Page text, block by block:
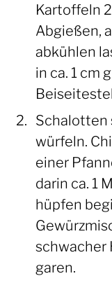
Kartoffeln
Abgießen,
abkühlen
in ca. 1 cm
Schalotten
würfeln.
einer
darin ca. 1
hüpfen
schwacher
garen.